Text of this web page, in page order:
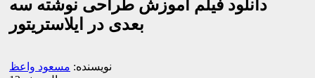
دانلود فیلم آموزش طراحی نوشته سه
بعدی در ایلاستریتور
نویسنده: مسعود واعظ